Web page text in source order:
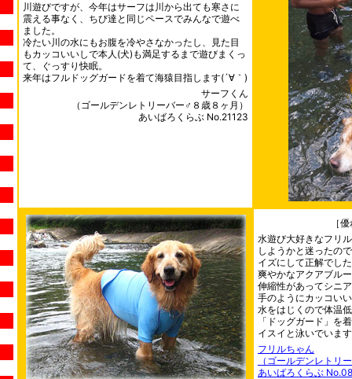
川遊びですが、今年はサーフは川から出ても寒さに
震える事なく、ちび達と同じペースでみんなで遊べ
ました。
冷たい川の水にもお腹を冷やさなかったし、見た目
もカッコいいしで本人(犬)も満足するまで遊びまくっ
て、ぐっすり快眠。
来年はフルドッグガードを着て海猿目指します(´∀｀)
サーフくん
（ゴールデンレトリーバー♂８歳８ヶ月）
あいばろくらぶ No.21123
［
水遊び大好きなフリ
しようかと迷ったの
イズにして正解でし
爽やかなアクアブル
伸縮性があってシニ
手のようにカッコい
水をはじくので体温
「ドッグガード」を
イスイと泳いでいま
フリルちゃん
（ゴールデンレトリ
あいばろくらぶ